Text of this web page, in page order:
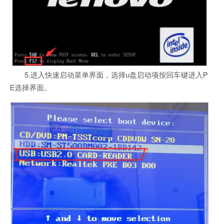
5.进入快速启动菜单界面，选择u盘启动项按回车键进入P
E选择界面。